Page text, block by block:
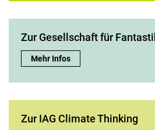
Zur Gesellschaft für
Zur Gesellschaft für
Mehr Infos
Zur IAG Climate Thinking